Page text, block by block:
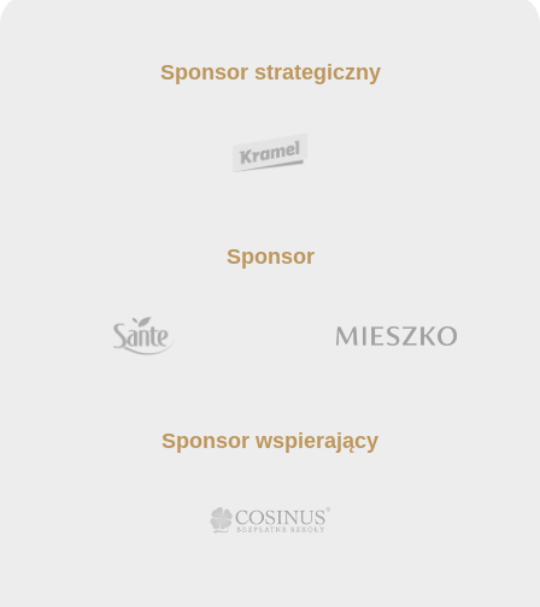
Sponsor strategiczny
Sponsor
Sponsor wspierający